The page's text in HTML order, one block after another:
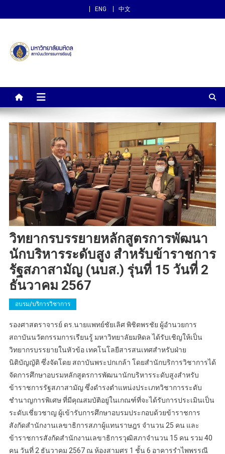
ENG 中文
สถาบันนวัตกรรมการเรียนรู้
วิทยากรบรรยายหลักสูตรการพัฒนา
นักบริหารระดับสูง สำหรับข้าราชการ
รัฐสภาสามัญ (นบส.) รุ่นที่ 15 วันที่ 2
ธันวาคม 2567
อบรม/บริการวิชาการ
รองศาสตราจารย์ ดร.นายแพทย์ชัยเลิศ พิชิตพรชัย ผู้อำนวยการ
สถาบันนวัตกรรมการเรียนรู้ มหาวิทยาลัยมหิดล ได้รับเชิญให้เป็น
วิทยากรบรรยายในหัวข้อ เทคโนโลยีสารสนเทศสำหรับฝ่าย
นิติบัญญัติ ซึ่งจัดโดย สถาบันพระปกเกล้า โดยสำนักบริการวิชาการได้
จัดการศึกษาอบรมหลักสูตรการพัฒนานักบริหารระดับสูงสำหรับ
ข้าราชการรัฐสภาสามัญ ซึ่งดำรงตำแหน่งประเภทวิชาการระดับ
ชำนาญการพิเศษ ที่มีคุณสมบัติอยู่ในเกณฑ์ที่จะได้รับการประเมินเป็น
ระดับเชี่ยวชาญ ผู้เข้ารับการศึกษาอบรมประกอบด้วยข้าราชการ
สังกัดสำนักงานเลขาธิการสภาผู้แทนราษฎร จำนวน 25 คน และ
ข้าราชการสังกัดสำนักงานเลขาธิการวุฒิสภาจำนวน 15 คน รวม 40
คน วันที่ 2 ธันวาคม 2567 ณ ห้องสามศร 1 ชั้น 6 อาคารรำไพพรรณี